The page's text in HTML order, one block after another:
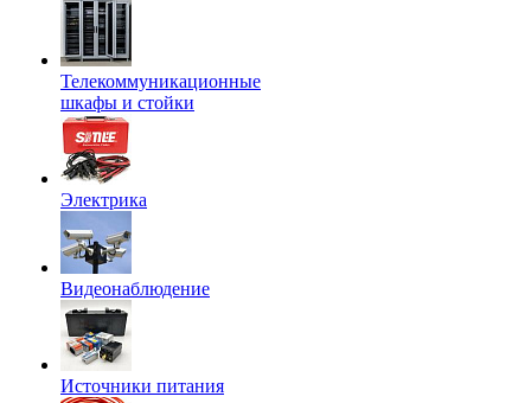
Телекоммуникационные
шкафы и стойки
Электрика
Видеонаблюдение
Источники питания